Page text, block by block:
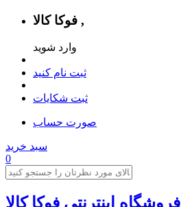
فوکا کالا ,
وارد شوید
ثبت نام کنید
ثبت شکایات
صورت حساب
سبد خرید
0
فروشگاه اینترنتی فوکا کالا